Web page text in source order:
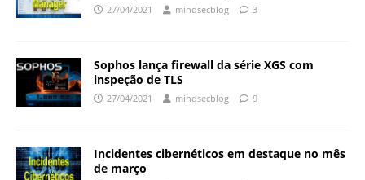
27/04/2021 mindsecblog 3
Sophos lança firewall da série XGS com
inspeção de TLS
27/04/2021 mindsecblog 9
Incidentes cibernéticos em destaque no mês
de março